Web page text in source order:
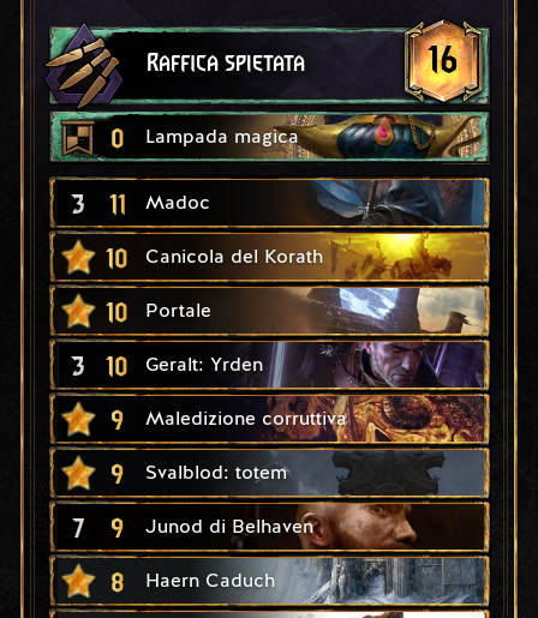
Raffica spietata 16
0 Lampada magica
3 11 Madoc
10 Canicola del Korath
10 Portale
3 10 Geralt: Yrden
9 Maledizione corruttiva
9 Svalblod: totem
7 9 Junod di Belhaven
8 Haern Caduch